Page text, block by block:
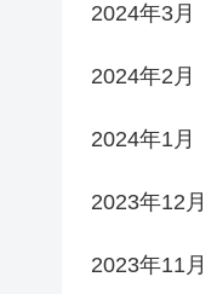
2024年3月
2024年2月
2024年1月
2023年12月
2023年11月